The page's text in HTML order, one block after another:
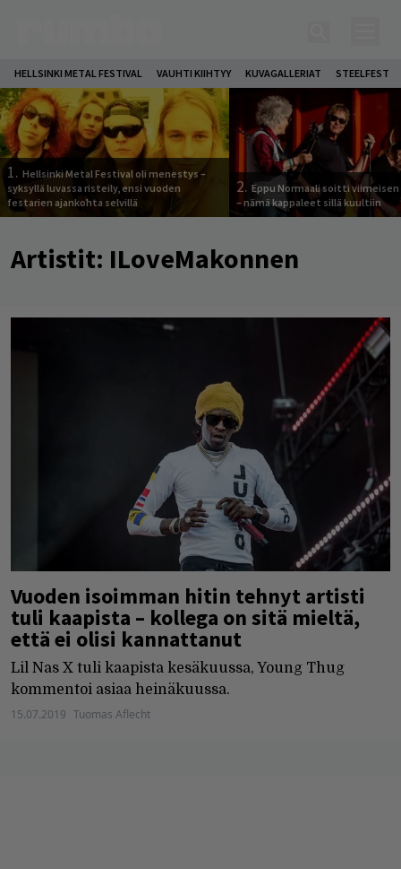
HELLSINKI METAL FESTIVAL VAUHTI KIIHTYY KUVAGALLERIAT STEELFEST
1. Hellsinki Metal Festival oli menestys –
syksyllä luvassa risteily, ensi vuoden
festarien ajankohta selvillä
2. Eppu Normaali soitti viimeisen
– nämä kappaleet sillä kuultiin
Artistit: ILoveMakonnen
Vuoden isoimman hitin tehnyt artisti
tuli kaapista – kollega on sitä mieltä,
että ei olisi kannattanut
Lil Nas X tuli kaapista kesäkuussa, Young Thug
kommentoi asiaa heinäkuussa.
15.07.2019 Tuomas Aflecht